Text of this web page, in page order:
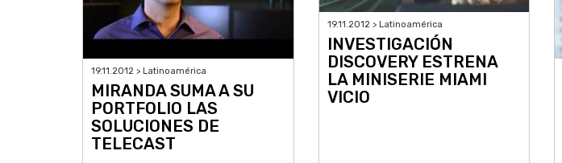
19.11.2012 > Latinoamérica
MIRANDA SUMA A SU
PORTFOLIO LAS
SOLUCIONES DE
TELECAST
19.11.2012 > Latinoamérica
INVESTIGACIÓN
DISCOVERY ESTRENA
LA MINISERIE MIAMI
VICIO